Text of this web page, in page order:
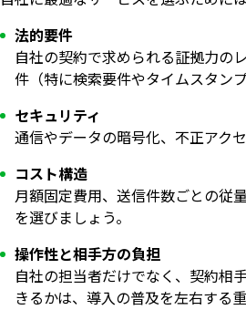
法的要件
自社の契約で求められる証拠力の
件（特に検索要件やタイムスタン
セキュリティ
通信やデータの暗号化、不正アク
コスト構造
月額固定費用、送信件数ごとの従
を選びましょう。
操作性と相手方の負担
自社の担当者だけでなく、契約相
きるかは、導入の普及を左右する